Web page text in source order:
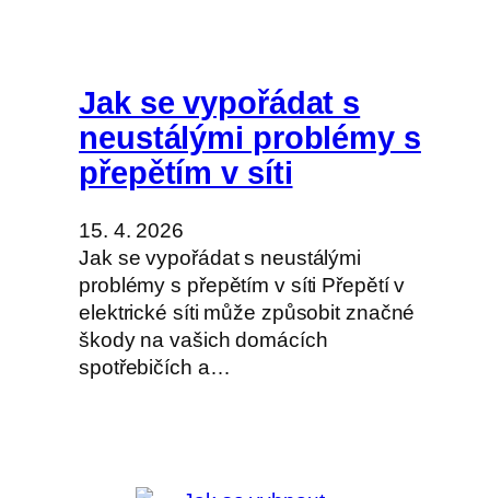
Jak se vypořádat s
neustálými problémy s
přepětím v síti
15. 4. 2026
Jak se vypořádat s neustálými
problémy s přepětím v síti Přepětí v
elektrické síti může způsobit značné
škody na vašich domácích
spotřebičích a…